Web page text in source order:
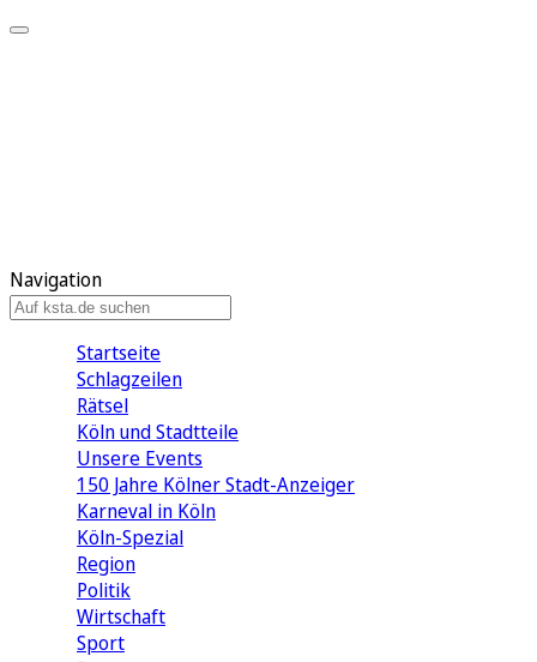
Navigation
Startseite
Schlagzeilen
Rätsel
Köln und Stadtteile
Unsere Events
150 Jahre Kölner Stadt-Anzeiger
Karneval in Köln
Köln-Spezial
Region
Politik
Wirtschaft
Sport